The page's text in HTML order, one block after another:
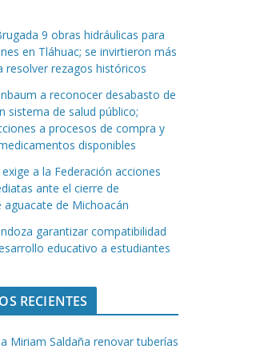
9 obras hidráulicas para
en Tláhuac; se invirtieron más
resolver rezagos históricos
a reconocer desabasto de
sistema de salud público;
a procesos de compra y
disponibles
a la Federación acciones
ante el cierre de
de Michoacán
garantizar compatibilidad
educativo a estudiantes
RECIENTES
Miriam Saldaña renovar tuberías